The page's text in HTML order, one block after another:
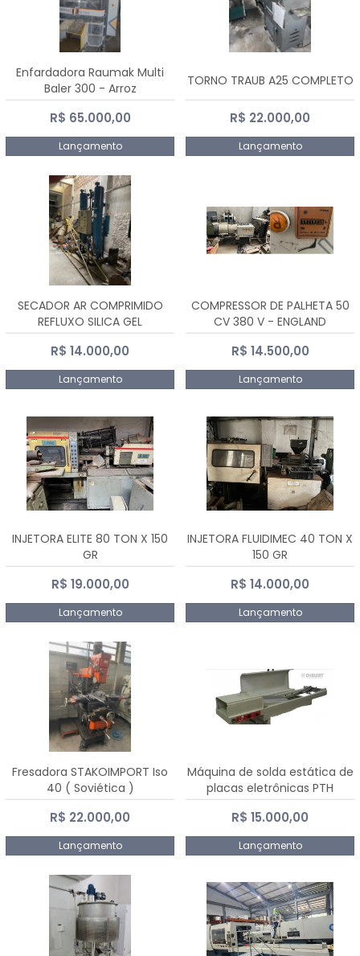
Enfardadora Raumak Multi
Baler 300 - Arroz
R$ 65.000,00
Lançamento
TORNO TRAUB A25 COMPLETO
R$ 22.000,00
Lançamento
SECADOR AR COMPRIMIDO
REFLUXO SILICA GEL
R$ 14.000,00
Lançamento
COMPRESSOR DE PALHETA 50
CV 380 V - ENGLAND
R$ 14.500,00
Lançamento
INJETORA ELITE 80 TON X 150
GR
R$ 19.000,00
Lançamento
INJETORA FLUIDIMEC 40 TON X
150 GR
R$ 14.000,00
Lançamento
Fresadora STAKOIMPORT Iso
40 ( Soviética )
R$ 22.000,00
Lançamento
Máquina de solda estática de
placas eletrônicas PTH
DIALSAT
R$ 15.000,00
Lançamento